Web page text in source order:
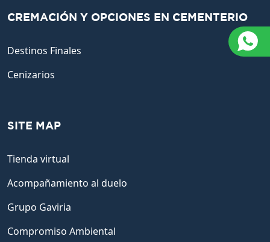
CREMACIÓN Y OPCIONES EN CEMENTERIO
Destinos Finales
Cenizarios
SITE MAP
Tienda virtual
Acompañamiento al duelo
Grupo Gaviria
Compromiso Ambiental